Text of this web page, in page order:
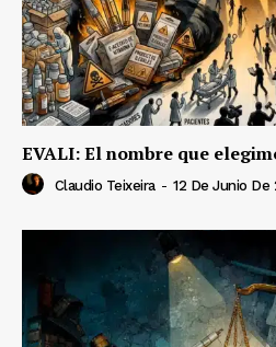
EVALI: El nombre que
Claudio Teixeira - 12 De Junio De